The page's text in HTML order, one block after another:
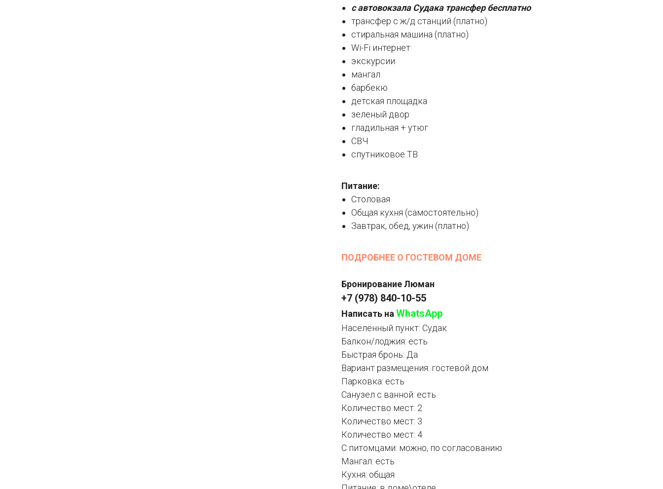
с автовокзала Судака трансфер бесплатно
трансфер с ж/д станций (платно)
стиральная машина (платно)
Wi-Fi интернет
экскурсии
мангал
барбекю
детская площадка
зеленый двор
гладильная + утюг
СВЧ
спутниковое ТВ
Питание:
Столовая
Общая кухня (самостоятельно)
Завтрак, обед, ужин (платно)
ПОДРОБНЕЕ О ГОСТЕВОМ ДОМЕ
Бронирование Люман
+7 (978) 840-10-55
Написать на WhatsApp
Населённый пункт: Судак
Балкон/лоджия: есть
Быстрая бронь: Да
Вариант размещения: гостевой дом
Парковка: есть
Санузел с ванной: есть
Количество мест: 2
Количество мест: 3
Количество мест: 4
С питомцами: можно, по согласованию
Мангал: есть
Кухня: общая